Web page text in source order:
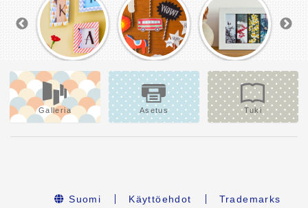
Galleria Asetus Tuki
Suomi Käyttöehdot
Trademarks